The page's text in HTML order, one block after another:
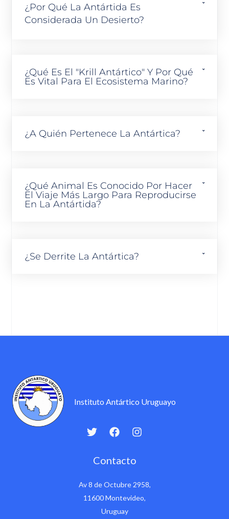
¿Por Qué La Antártida Es
Considerada Un Desierto?
¿Qué Es El "Krill Antártico" Y Por Qué
Es Vital Para El Ecosistema Marino?
¿A Quién Pertenece La Antártica?
¿Qué Animal Es Conocido Por Hacer
El Viaje Más Largo Para Reproducirse
En La Antártida?
¿Se Derrite La Antártica?
Instituto Antártico Uruguayo
Contacto
Av 8 de Octubre 2958,
11600 Montevideo,
Uruguay